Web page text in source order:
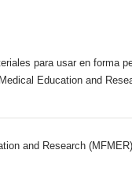
para usar en
Education and
and Research